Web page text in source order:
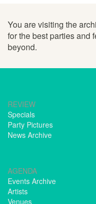
You are visiting the
for the best parties and
beyond.
REVIEW
Specials
Party Pictures
News Archive
AGENDA
Events Archive
Artists
Venues